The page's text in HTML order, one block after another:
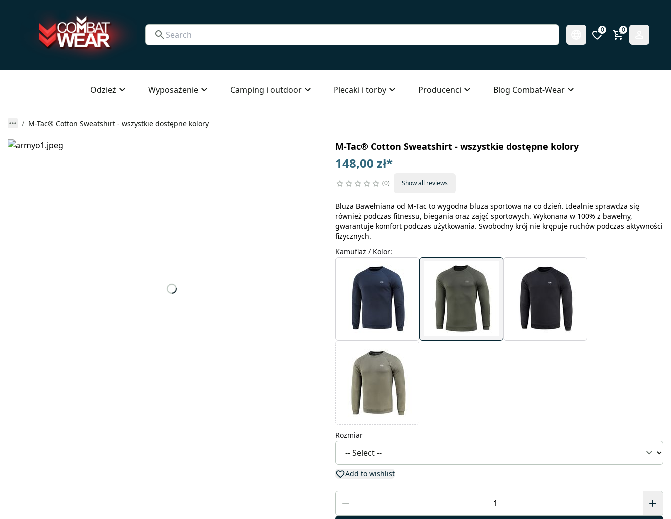
0 0
Odzież Wyposażenie Camping i outdoor Plecaki i torby Producenci Blog Combat-Wear
M-Tac® Cotton Sweatshirt - wszystkie dostępne kolory
M-Tac® Cotton Sweatshirt - wszystkie dostępne kolory
148,00 zł*
0 Show all reviews
Bluza Bawełniana od M-Tac to wygodna bluza sportowa na co dzień. Idealnie sprawdza się
również podczas fitnessu, biegania oraz zajęć sportowych. Wykonana w 100% z bawełny,
gwarantuje komfort podczas użytkowania. Swobodny krój nie krępuje ruchów podczas aktywności
fizycznych.
Kamuflaż / Kolor:
Rozmiar
Add to wishlist